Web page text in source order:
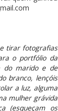
tirar fotografias
o portfólio da
do marido e de
branco, lençóis
a luz, alguma
mulher grávida
(esqueçam os